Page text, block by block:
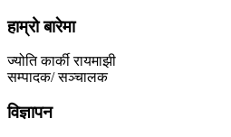
हाम्रो बारेमा
ज्योति कार्की रायमाझी
सम्पादक/ सञ्चालक
विज्ञापन